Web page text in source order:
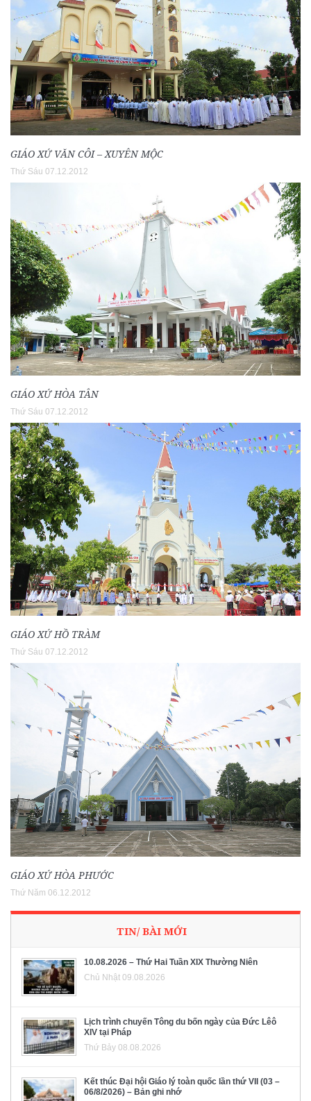
GIÁO XỨ VĂN CÔI – XUYÊN MỘC
Thứ Sáu 07.12.2012
GIÁO XỨ HÒA TÂN
Thứ Sáu 07.12.2012
GIÁO XỨ HỒ TRÀM
Thứ Sáu 07.12.2012
GIÁO XỨ HÒA PHƯỚC
Thứ Năm 06.12.2012
TIN/ BÀI MỚI
10.08.2026 – Thứ Hai Tuần XIX Thường Niên
Chủ Nhật 09.08.2026
Lịch trình chuyến Tông du bốn ngày của Đức Lêô
XIV tại Pháp
Thứ Bảy 08.08.2026
Kết thúc Đại hội Giáo lý toàn quốc lần thứ VII (03 –
06/8/2026) – Bản ghi nhớ